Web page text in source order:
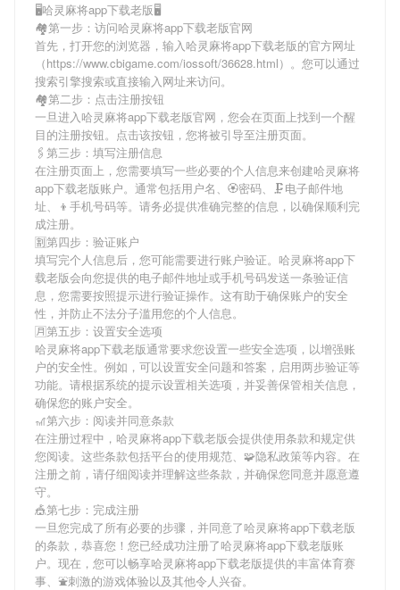
🖥哈灵麻将app下载老版🖥
🏘第一步：访问哈灵麻将app下载老版官网
首先，打开您的浏览器，输入哈灵麻将app下载老版的官方网址
（https://www.cbigame.com/iossoft/36628.html）。您可以通过
搜索引擎搜索或直接输入网址来访问。
🏘第二步：点击注册按钮
一旦进入哈灵麻将app下载老版官网，您会在页面上找到一个醒
目的注册按钮。点击该按钮，您将被引导至注册页面。
🖇第三步：填写注册信息
在注册页面上，您需要填写一些必要的个人信息来创建哈灵麻将
app下载老版账户。通常包括用户名、🏵密码、🗜电子邮件地
址、👦手机号码等。请务必提供准确完整的信息，以确保顺利完
成注册。
🈹第四步：验证账户
填写完个人信息后，您可能需要进行账户验证。哈灵麻将app下
载老版会向您提供的电子邮件地址或手机号码发送一条验证信
息，您需要按照提示进行验证操作。这有助于确保账户的安全
性，并防止不法分子滥用您的个人信息。
🈷第五步：设置安全选项
哈灵麻将app下载老版通常要求您设置一些安全选项，以增强账
户的安全性。例如，可以设置安全问题和答案，启用两步验证等
功能。请根据系统的提示设置相关选项，并妥善保管相关信息，
确保您的账户安全。
🎢第六步：阅读并同意条款
在注册过程中，哈灵麻将app下载老版会提供使用条款和规定供
您阅读。这些条款包括平台的使用规范、🧩隐私政策等内容。在
注册之前，请仔细阅读并理解这些条款，并确保您同意并愿意遵
守。
🎪第七步：完成注册
一旦您完成了所有必要的步骤，并同意了哈灵麻将app下载老版
的条款，恭喜您！您已经成功注册了哈灵麻将app下载老版账
户。现在，您可以畅享哈灵麻将app下载老版提供的丰富体育赛
事、⛲刺激的游戏体验以及其他令人兴奋。